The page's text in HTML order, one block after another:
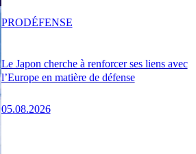
Le Japon cherche à renforcer ses liens avec
l’Europe en matière de défense
05.08.2026
PRODÉFENSE